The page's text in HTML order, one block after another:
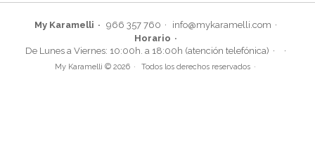
My Karamelli 966 357 760
info@mykaramelli.com
Horario
De Lunes a Viernes: 10:00h. a 18:00h (atención telefónica)
My Karamelli © 2026 Todos los derechos reservados